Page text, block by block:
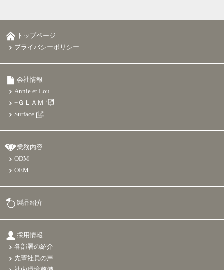
トップページ
プライバシーポリシー
会社情報
Annie et Lou
+ＧＬＡＭ
Surface
業務内容
ODM
OEM
製品紹介
採用情報
各部署の紹介
先輩社員の声